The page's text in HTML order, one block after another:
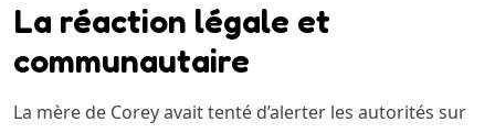
La réaction légale et
communautaire
La mère de Corey avait tenté d’alerter les autorités sur